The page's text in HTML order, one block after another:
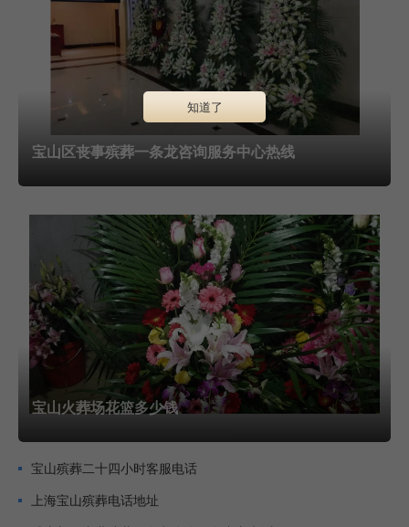
我们共同期待殡仪馆在未来的发展中，能够不断创新、提升服
务质量，为逝者送上尊严与安宁。
在殡葬服务中，尊重家属的宗教信仰是至关重要的。深知
这一点，因此，在殡葬一条龙服务中，特别注重根据家属的宗
教信仰定制专属的悼念方案。对于信仰基督教的家庭，会提供
的意愿，在墓地选择上提供符合基督教信仰的墓地选项，如选
择有十字架标志的墓碑等。对于信仰佛教的家庭，同样会提供
具有佛教特色的悼念方案。这包括在告别仪式中播放佛教音
乐、诵读佛经、进行诵经超度等。此外，还会在墓地选择上提
供符合佛教信仰的墓地选项，如选择有佛像或莲花图案的墓碑
等。殡葬一条龙服务中的餐饮提供多样选择，满足不同口味。
宝山区丧事殡葬一条龙咨询服务中心热线
宝山火葬场花篮多少钱
宝山殡葬二十四小时客服电话
上海宝山殡葬电话地址
知道了